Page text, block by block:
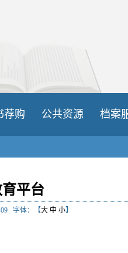
荐购 公共资源 档案
平台
字体：【大 中 小】